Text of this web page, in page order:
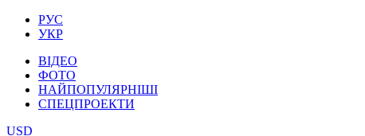
РУС
УКР
ВІДЕО
ФОТО
НАЙПОПУЛЯРНІШІ
СПЕЦПРОЕКТИ
USD